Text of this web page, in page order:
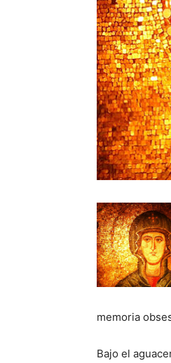
memoria
Bajo el